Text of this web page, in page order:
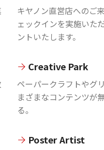
キヤノン直営店へのご
ェックインを実施いた
ントいたします。
Creative Park
ペーパークラフトやグ
まざまなコンテンツが
る。
Poster Artist